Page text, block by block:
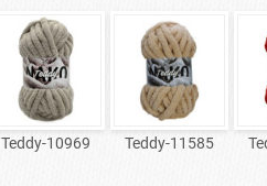
Teddy-10969 Teddy-11585